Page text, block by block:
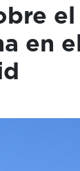
en